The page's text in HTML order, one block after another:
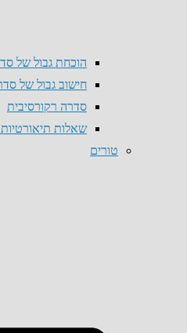
הוכחת גבול של
חישוב גבול של
סדרה רקורסיבית
שאלות
טורים